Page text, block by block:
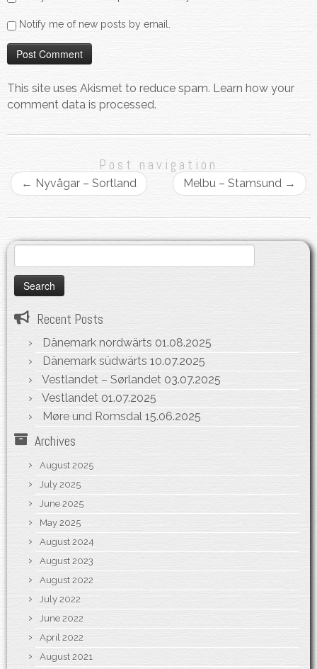
Notify me of new posts by email.
This site uses Akismet to reduce spam. Learn how your
comment data is processed.
Post navigation
← Nyvågar – Sortland Melbu – Stamsund →
for:
Recent Posts
Dänemark nordwärts 01.08.2025
Dänemark südwärts 10.07.2025
Vestlandet – Sørlandet 03.07.2025
Vestlandet 01.07.2025
Møre und Romsdal 15.06.2025
Archives
August 2025
July 2025
June 2025
May 2025
August 2024
August 2023
August 2022
July 2022
June 2022
April 2022
August 2021